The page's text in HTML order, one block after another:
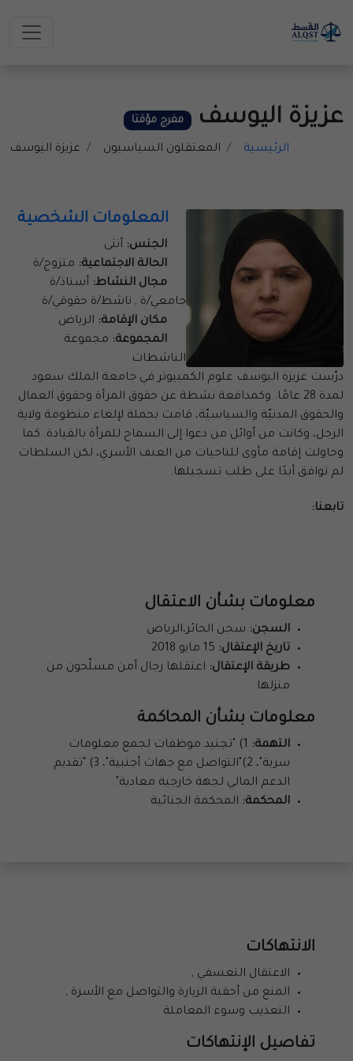
عزيزة اليوسف مفرج مؤقتا
الرئيسية المعتقلون السياسيون عزيزة اليوسف
المعلومات الشخصية
الجنس: أنثى
الحالة الاجتماعية: متزوج/ة
مجال النشاط: أستاذ/ة
جامعي/ة , ناشط/ة حقوقي/ة
مكان الإقامة: الرياض
المجموعة: مجموعة
الناشطات
درّست عزيزة اليوسف علوم الكمبيوتر في جامعة الملك سعود
لمدة 28 عامًا. وكمدافعة نشطة عن حقوق المرأة وحقوق العمال
والحقوق المدنيّة والسياسيّة، قامت بحملة لإلغاء منظومة ولاية
الرجل، وكانت من أوائل من دعوا إلى السماح للمرأة بالقيادة. كما
وحاولت إقامة مأوى للناجيات من العنف الأسري، لكن السلطات
لم توافق أبدًا على طلب تسجيلها.
تابعنا:
معلومات بشأن الاعتقال
السجن: سجن الحائر،الرياض
تاريخ الإعتقال:
طريقة الإعتقال: اعتقلها رجال أمن مسلّحون من
منزلها.
معلومات بشأن المحاكمة
التهمة:
1) "تجنيد موظفات لجمع معلومات
سرية"، 2)"التواصل مع جهات أجنبية"، 3) "تقديم
الدعم المالي لجهة خارجية معادية".
المحكمة: المحكمة الجنائية
الانتهاكات
الاعتقال التعسفي ,
المنع من أحقية الزيارة والتواصل مع الأسرة ,
التعذيب وسوء المعاملة
تفاصيل الإنتهاكات